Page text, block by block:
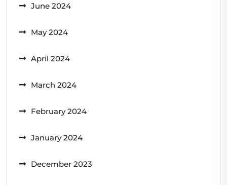
June 2024
May 2024
April 2024
March 2024
February 2024
January 2024
December 2023